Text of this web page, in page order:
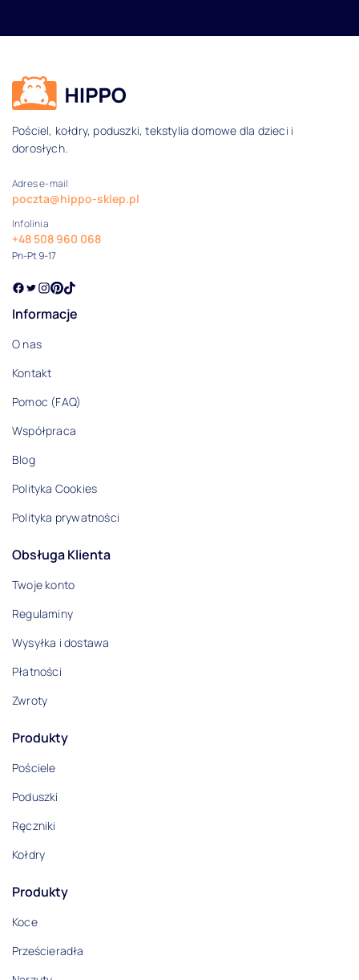
Dane kontaktowe i informacje
Pościel, kołdry, poduszki, tekstylia domowe dla dzieci i
dorosłych.
Adres e-mail
poczta@hippo-sklep.pl
Infolinia
+48 508 960 068
Pn-Pt 9-17
Informacje
O nas
Kontakt
Pomoc (FAQ)
Współpraca
Blog
Polityka Cookies
Polityka prywatności
Obsługa Klienta
Twoje konto
Regulaminy
Wysyłka i dostawa
Płatności
Zwroty
Produkty
Pościele
Poduszki
Ręczniki
Kołdry
Produkty
Koce
Prześcieradła